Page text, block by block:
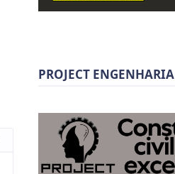
PROJECT ENGENHARIA